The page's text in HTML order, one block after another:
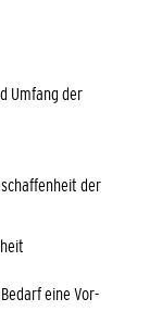
Umfang der
der
eine Vor-